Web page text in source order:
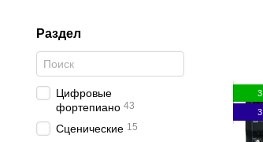
3
3
Раздел
Цифровые
фортепиано 43
Сценические 15